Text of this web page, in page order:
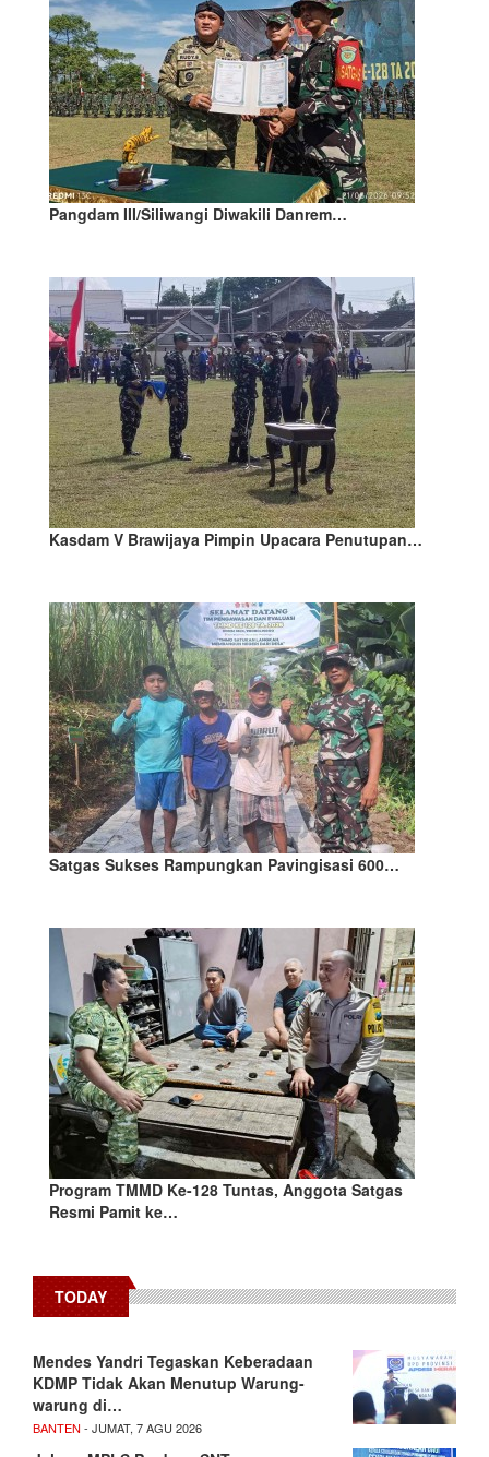
Pangdam III/Siliwangi Diwakili Danrem…
Kasdam V Brawijaya Pimpin Upacara Penutupan…
Satgas Sukses Rampungkan Pavingisasi 600…
Program TMMD Ke-128 Tuntas, Anggota Satgas
Resmi Pamit ke…
TODAY
Mendes Yandri Tegaskan Keberadaan
KDMP Tidak Akan Menutup Warung-
warung di…
BANTEN - JUMAT, 7 AGU 2026